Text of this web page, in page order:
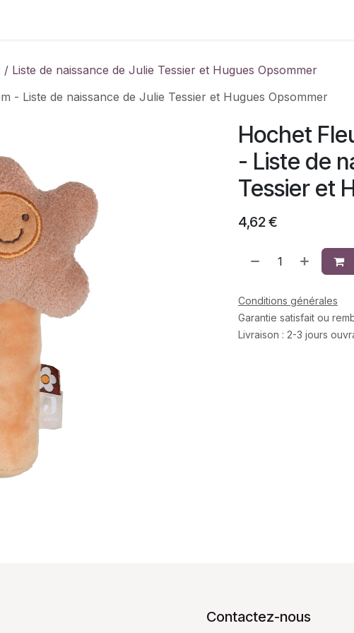
/ Liste de naissance de Julie Tessier et Hugues Opsommer
- Liste de naissance de Julie Tessier et Hugues Opsommer
Hochet
- Liste de
Tessier et
4,62€
Conditions générales
Garantie satisfait ou
Livraison : 2-3 jours
Contactez-nous